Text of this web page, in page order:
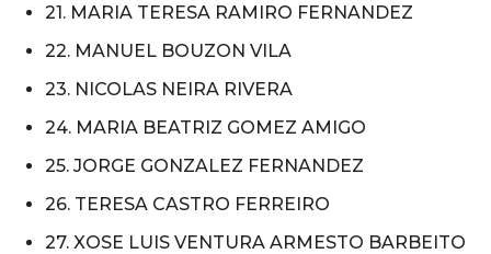
21. MARIA TERESA RAMIRO FERNANDEZ
22. MANUEL BOUZON VILA
23. NICOLAS NEIRA RIVERA
24. MARIA BEATRIZ GOMEZ AMIGO
25. JORGE GONZALEZ FERNANDEZ
26. TERESA CASTRO FERREIRO
27. XOSE LUIS VENTURA ARMESTO BARBEITO